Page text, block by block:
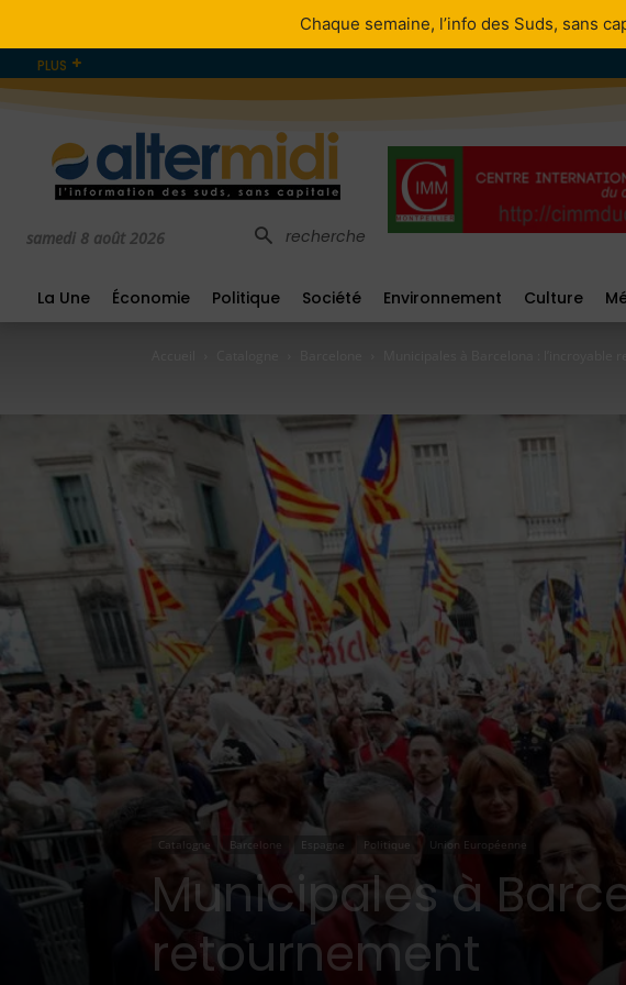
PLUS
samedi 8 août 2026 recherche
La Une Économie Politique Société Environnement Culture
Catalogne Barcelone Espagne Politique Union Européenne
Municipales à
retournement
Chaque semaine, l’info des Suds, sans